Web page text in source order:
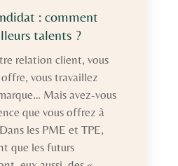
: comment
talents ?
relation client, vous
vous travaillez
Mais avez-vous
que vous offrez à
les PME et TPE,
que les futurs